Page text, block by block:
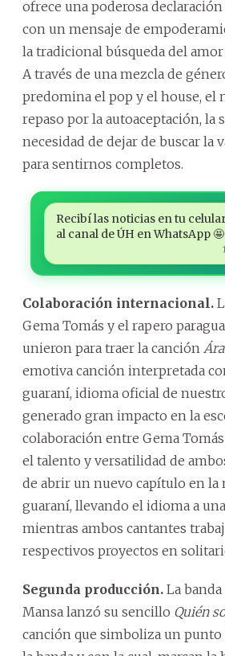
ofrece una poderosa
con un mensaje de
la tradicional búsqueda del
A través de una mezcla de
predomina el pop y el house, el
repaso por la autoaceptación, la
necesidad de dejar de buscar la
para sentirnos completos.
Recibí las noticias en tu
al canal de ÚH en WhatsApp 🤩
Colaboración internacional.
Gema Tomás y el rapero
unieron para traer la canción
emotiva canción interpretada
guaraní, idioma oficial de
generado gran impacto en la
colaboración entre Gema
el talento y versatilidad de
de abrir un nuevo capítulo en la
guaraní, llevando el idioma a
mientras ambos cantantes
respectivos proyectos en
Segunda producción. La
Mansa lanzó su sencillo Quién
canción que simboliza un